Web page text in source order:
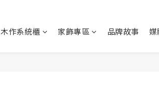
木作系統櫃 家飾專區 品牌故事 媒